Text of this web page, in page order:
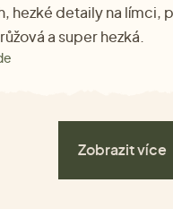
hezké detaily na límci,
a super hezká.
Zobrazit více